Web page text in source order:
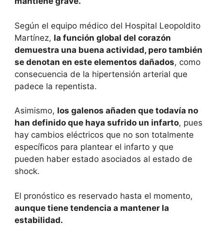
Según el equipo médico del Hospital Leopoldito
Martínez, la función global del corazón
demuestra una buena actividad, pero también
se denotan en este elementos dañados, como
consecuencia de la hipertensión arterial que
padece la repentista.
Asimismo, los galenos añaden que todavía no
han definido que haya sufrido un infarto, pues
hay cambios eléctricos que no son totalmente
específicos para plantear el infarto y que
pueden haber estado asociados al estado de
shock.
El pronóstico es reservado hasta el momento,
aunque tiene tendencia a mantener la
estabilidad.